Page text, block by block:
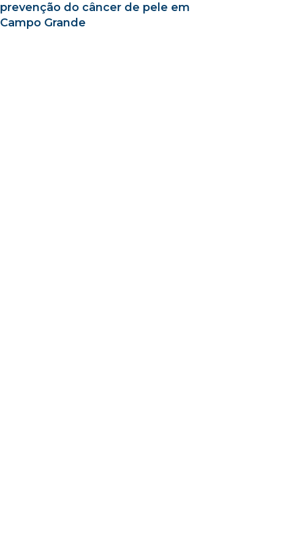
prevenção do câncer de pele em
Campo Grande